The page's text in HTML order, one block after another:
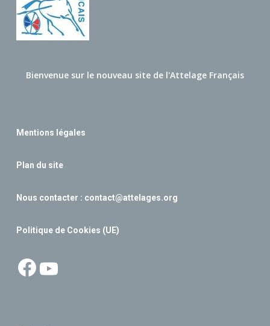
Bienvenue sur le nouveau site de l'Attelage Français
Mentions légales
Plan du site
Nous contacter : contact@attelages.org
Politique de Cookies (UE)
Facebook